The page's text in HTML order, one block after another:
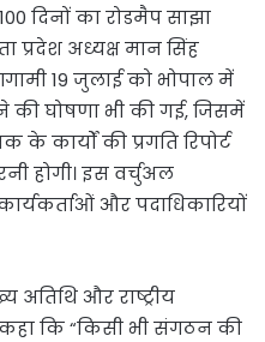
दिनों का रोडमैप साझा
प्रदेश अध्यक्ष मान सिंह
19 जुलाई को भोपाल में
घोषणा भी की गई, जिसमें
कार्यों की प्रगति रिपोर्ट
होगी। इस वर्चुअल
और पदाधिकारियों
और राष्ट्रीय
कि “किसी भी संगठन की